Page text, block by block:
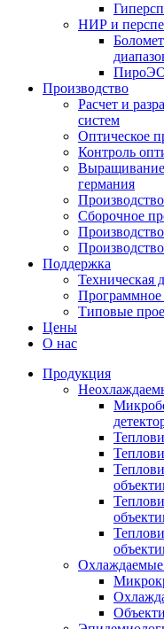
НИР и
Производство
Расчет и
систем
Оптическое
Контроль
Выращивание
германия
Сборочное
Поддержка
Техническая
Программное
Типовые
Цены
О нас
Продукция